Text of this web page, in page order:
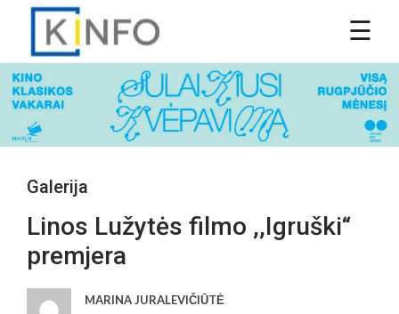
Galerija
Linos Lužytės filmo ,,Igruški“
premjera
MARINA JURALEVIČIŪTĖ